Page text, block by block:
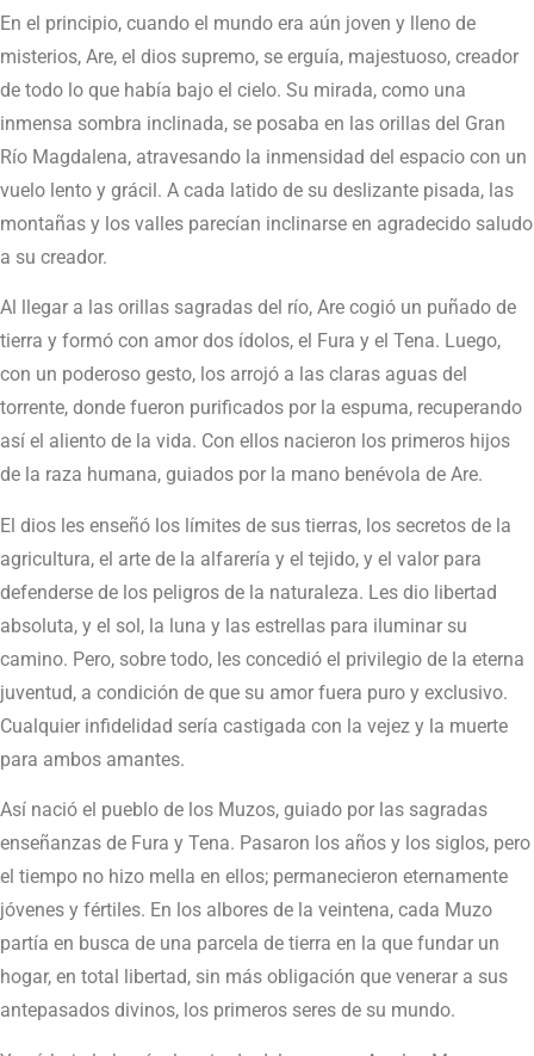
En el principio, cuando el mundo era aún joven y lleno de
misterios, Are, el dios supremo, se erguía, majestuoso, creador
de todo lo que había bajo el cielo. Su mirada, como una
inmensa sombra inclinada, se posaba en las orillas del Gran
Río Magdalena, atravesando la inmensidad del espacio con un
vuelo lento y grácil. A cada latido de su deslizante pisada, las
montañas y los valles parecían inclinarse en agradecido saludo
a su creador.
Al llegar a las orillas sagradas del río, Are cogió un puñado de
tierra y formó con amor dos ídolos, el Fura y el Tena. Luego,
con un poderoso gesto, los arrojó a las claras aguas del
torrente, donde fueron purificados por la espuma, recuperando
así el aliento de la vida. Con ellos nacieron los primeros hijos
de la raza humana, guiados por la mano benévola de Are.
El dios les enseñó los límites de sus tierras, los secretos de la
agricultura, el arte de la alfarería y el tejido, y el valor para
defenderse de los peligros de la naturaleza. Les dio libertad
absoluta, y el sol, la luna y las estrellas para iluminar su
camino. Pero, sobre todo, les concedió el privilegio de la eterna
juventud, a condición de que su amor fuera puro y exclusivo.
Cualquier infidelidad sería castigada con la vejez y la muerte
para ambos amantes.
Así nació el pueblo de los Muzos, guiado por las sagradas
enseñanzas de Fura y Tena. Pasaron los años y los siglos, pero
el tiempo no hizo mella en ellos; permanecieron eternamente
jóvenes y fértiles. En los albores de la veintena, cada Muzo
partía en busca de una parcela de tierra en la que fundar un
hogar, en total libertad, sin más obligación que venerar a sus
antepasados divinos, los primeros seres de su mundo.